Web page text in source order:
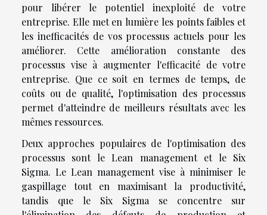
pour libérer le potentiel inexploité de votre
entreprise. Elle met en lumière les points faibles et
les inefficacités de vos processus actuels pour les
améliorer. Cette amélioration constante des
processus vise à augmenter l'efficacité de votre
entreprise. Que ce soit en termes de temps, de
coûts ou de qualité, l'optimisation des processus
permet d'atteindre de meilleurs résultats avec les
mêmes ressources.
Deux approches populaires de l'optimisation des
processus sont le Lean management et le Six
Sigma. Le Lean management vise à minimiser le
gaspillage tout en maximisant la productivité,
tandis que le Six Sigma se concentre sur